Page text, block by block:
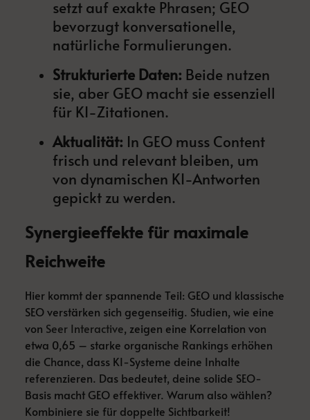
setzt auf exakte Phrasen; GEO
bevorzugt konversationelle,
natürliche Formulierungen.
Strukturierte Daten: Beide nutzen
sie, aber GEO macht sie essenziell
für KI-Zitationen.
Aktualität: In GEO muss Content
frisch und relevant bleiben, um
von dynamischen KI-Antworten
gepickt zu werden.
Synergieeffekte für maximale
Reichweite
Hier kommt der spannende Teil: GEO und klassische
SEO verstärken sich gegenseitig. Studien, wie eine
von Seer Interactive, zeigen eine Korrelation von
etwa 0,65 – starke organische Rankings erhöhen
die Chance, dass KI-Systeme deine Inhalte
referenzieren. Das bedeutet, deine solide SEO-
Basis macht GEO effektiver. Warum also wählen?
Kombiniere sie für doppelte Sichtbarkeit!